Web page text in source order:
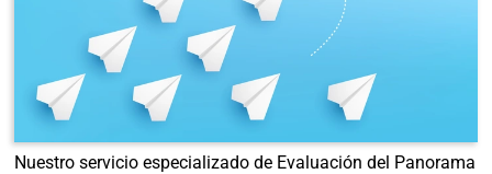
Nuestro servicio especializado de Evaluación del Panorama